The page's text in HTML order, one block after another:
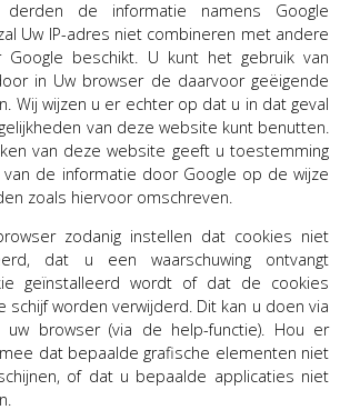
de informatie namens Google
Uw IP-adres niet combineren met andere
Google beschikt. U kunt het gebruik van
in Uw browser de daarvoor geëigende
Wij wijzen u er echter op dat u in dat geval
van deze website kunt benutten.
van deze website geeft u toestemming
de informatie door Google op de wijze
zoals hiervoor omschreven.
zodanig instellen dat cookies niet
dat u een waarschuwing ontvangt
geïnstalleerd wordt of dat de cookies
schijf worden verwijderd. Dit kan u doen via
uw browser (via de help-functie). Hou er
dat bepaalde grafische elementen niet
of dat u bepaalde applicaties niet